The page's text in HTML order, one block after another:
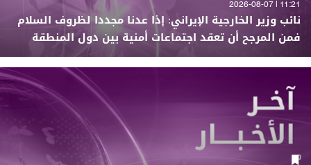
11:21 | 2026-08-07
نائب وزير الخارجية الإيراني: إذا عدنا مجددا لظروف السلام
فمن المرجح أن تعقد اجتماعات أمنية بين دول المنطقة